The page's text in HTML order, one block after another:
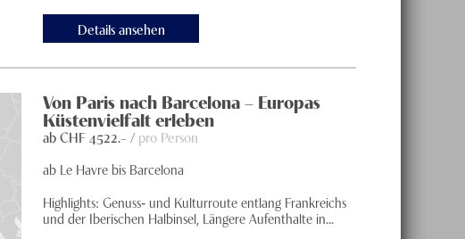
Details ansehen
Von Paris nach Barcelona – Europas
Küstenvielfalt erleben
ab CHF4522.– / pro Person
ab Le Havre bis Barcelona
Highlights: Genuss‑ und Kulturroute entlang Frankreichs
und der Iberischen Halbinsel, Längere Aufenthalte in...